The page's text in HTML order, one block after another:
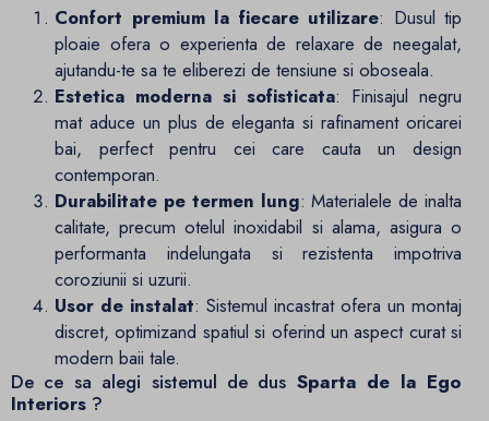
Confort premium la fiecare utilizare: Dusul tip
ploaie ofera o experienta de relaxare de neegalat,
ajutandu-te sa te eliberezi de tensiune si oboseala.
Estetica moderna si sofisticata: Finisajul negru
mat aduce un plus de eleganta si rafinament oricarei
bai, perfect pentru cei care cauta un design
contemporan.
Durabilitate pe termen lung: Materialele de inalta
calitate, precum otelul inoxidabil si alama, asigura o
performanta indelungata si rezistenta impotriva
coroziunii si uzurii.
Usor de instalat: Sistemul incastrat ofera un montaj
discret, optimizand spatiul si oferind un aspect curat si
modern baii tale.
De ce sa alegi sistemul de dus Sparta de la Ego
Interiors ?